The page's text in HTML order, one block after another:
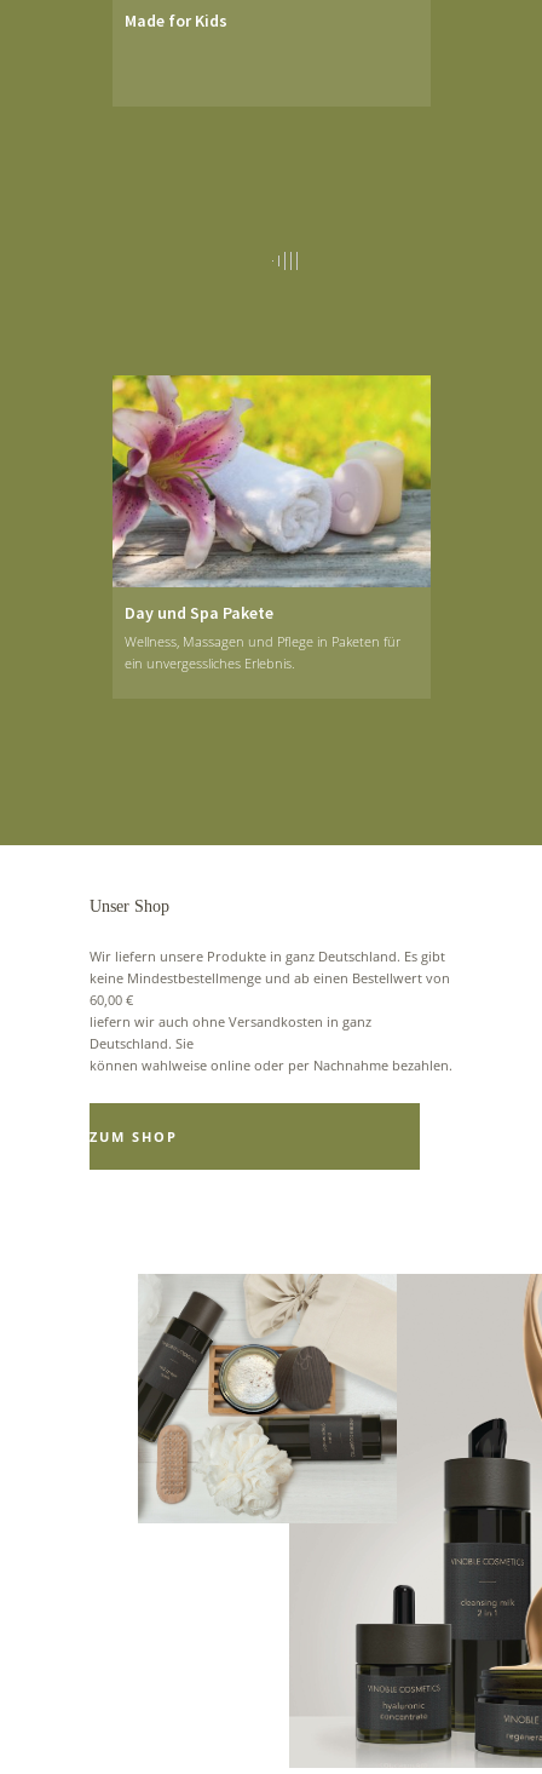
Made for Kids
Day und Spa Pakete
Wellness, Massagen und Pflege in Paketen für
ein unvergessliches Erlebnis.
Unser Shop
Wir liefern unsere Produkte in ganz Deutschland. Es gibt
keine Mindestbestellmenge und ab einen Bestellwert von
60,00 €
liefern wir auch ohne Versandkosten in ganz
Deutschland. Sie
können wahlweise online oder per Nachnahme bezahlen.
ZUM SHOP